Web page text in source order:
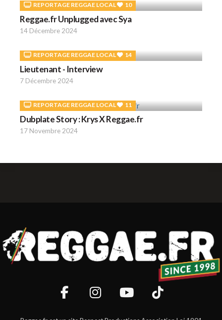
REPORTAGE REGGAE LOCAL 10
Reggae.fr Unplugged avec Sya
14 Décembre 2024
REPORTAGE REGGAE LOCAL 14
Lieutenant - Interview
7 Décembre 2024
REPORTAGE REGGAE LOCAL 11
Dubplate Story : Krys X Reggae.fr
17 Novembre 2024